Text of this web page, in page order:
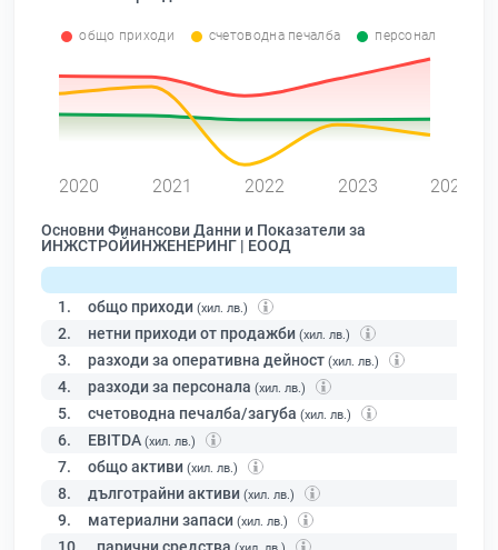
общо приходи счетоводна печалба персонал
2020 2021 2022 2023 2024
Основни Финансови Данни и Показатели за
ИНЖСТРОЙИНЖЕНЕРИНГ | ЕООД
1. общо приходи (хил. лв.)
2. нетни приходи от продажби (хил. лв.)
3. разходи за оперативна дейност (хил. лв.)
4. разходи за персонала (хил. лв.)
5. счетоводна печалба/загуба (хил. лв.)
6. EBITDA (хил. лв.)
7. общо активи (хил. лв.)
8. дълготрайни активи (хил. лв.)
9. материални запаси (хил. лв.)